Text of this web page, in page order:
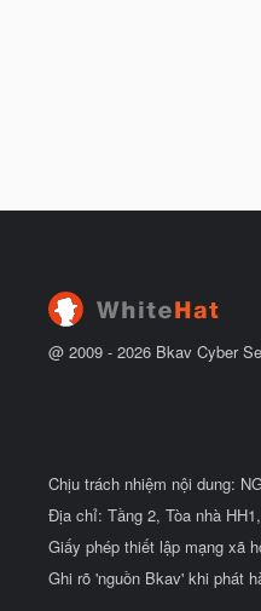
@ 2009 - 2026 Bkav Cyber
Chịu trách nhiệm nội dung:
Địa chỉ: Tầng 2, Tòa nhà
Giấy phép thiết lập mạng xã
Ghi rõ 'nguồn Bkav' khi phát